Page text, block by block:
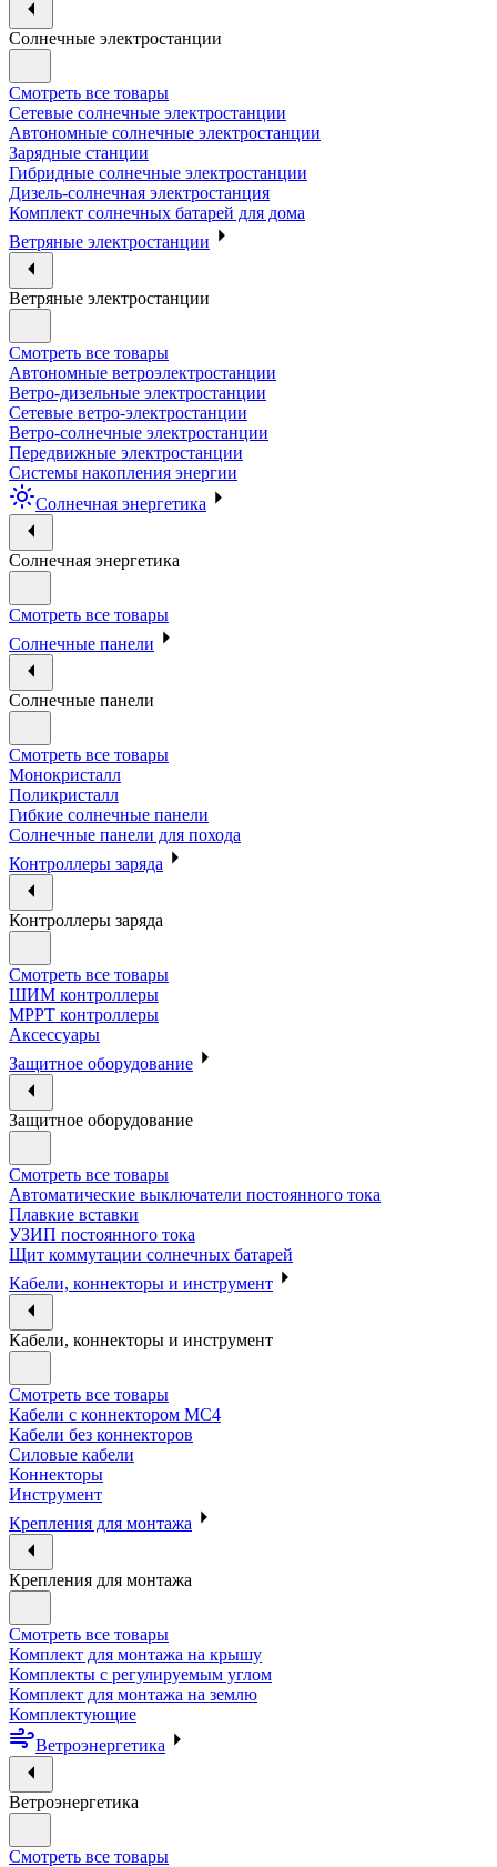
Солнечные электростанции
Смотреть все товары
Сетевые солнечные электростанции
Автономные солнечные электростанции
Зарядные станции
Гибридные солнечные электростанции
Дизель-солнечная электростанция
Комплект солнечных батарей для дома
Ветряные электростанции
Ветряные электростанции
Смотреть все товары
Автономные ветроэлектростанции
Ветро-дизельные электростанции
Сетевые ветро-электростанции
Ветро-солнечные электростанции
Передвижные электростанции
Системы накопления энергии
Солнечная энергетика
Солнечная энергетика
Смотреть все товары
Солнечные панели
Солнечные панели
Смотреть все товары
Монокристалл
Поликристалл
Гибкие солнечные панели
Солнечные панели для похода
Контроллеры заряда
Контроллеры заряда
Смотреть все товары
ШИМ контроллеры
МРРТ контроллеры
Аксессуары
Защитное оборудование
Защитное оборудование
Смотреть все товары
Автоматические выключатели постоянного тока
Плавкие вставки
УЗИП постоянного тока
Щит коммутации солнечных батарей
Кабели, коннекторы и инструмент
Кабели, коннекторы и инструмент
Смотреть все товары
Кабели с коннектором МС4
Кабели без коннекторов
Силовые кабели
Коннекторы
Инструмент
Крепления для монтажа
Крепления для монтажа
Смотреть все товары
Комплект для монтажа на крышу
Комплекты с регулируемым углом
Комплект для монтажа на землю
Комплектующие
Ветроэнергетика
Ветроэнергетика
Смотреть все товары